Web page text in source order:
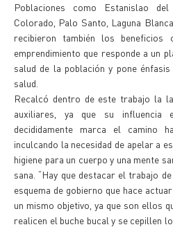
Poblaciones como Estanislao
Colorado, Palo Santo, Laguna
recibieron también los beneficios
emprendimiento que responde a un
salud de la población y pone
salud.
Recalcó dentro de este trabajo la
auxiliares, ya que su influencia
decididamente marca el camino
inculcando la necesidad de apelar a
higiene para un cuerpo y una mente
sana. “Hay que destacar el trabajo
esquema de gobierno que hace
un mismo objetivo, ya que son ellos
realicen el buche bucal y se cepillen